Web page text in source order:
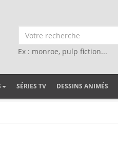
Ex : monroe, pulp fiction...
SÉRIES TV DESSINS ANIMÉS